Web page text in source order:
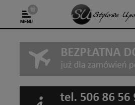
MENU